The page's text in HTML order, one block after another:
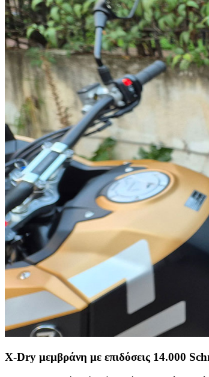
X-Dry μεμβράνη με επιδόσεις 14.000